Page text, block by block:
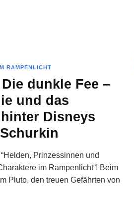
RAMPENLICHT
dunkle Fee –
und das
Disneys
Prinzessinnen und
im Rampenlicht“! Beim
Pluto, den treuen Gefährten von